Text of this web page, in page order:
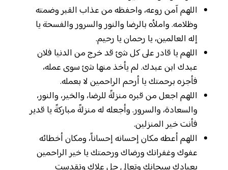
اللهم آمن روعه، واحفظه من عذاب القبر وضمته
وظلامه. واملأه بالرضا والنور والسرور والفسحة يا
إله العالمين، يا رحمان يا رحيم.
اللهم يا قادر على كل شئ قد خرج من الدنيا فلان
عبدك ابن عبدك. لم يأخذ منها شئ سوى عمله،
فأجزه برحمتك يا أرحم الراحمين لا بعمله.
اللهم اجعل من قبره منزلةً للرضا، والخير، والنور،
والسعادة، والسرور. وأجعله له منزلةً مباركةً يا قدير
فأنت خير المنزلين.
اللهم أعطه مكان إحسانه إحساناً، ومكان أخطائه
عفوك وغفرانك ورضاك ورحمتك يا خير الراحمين